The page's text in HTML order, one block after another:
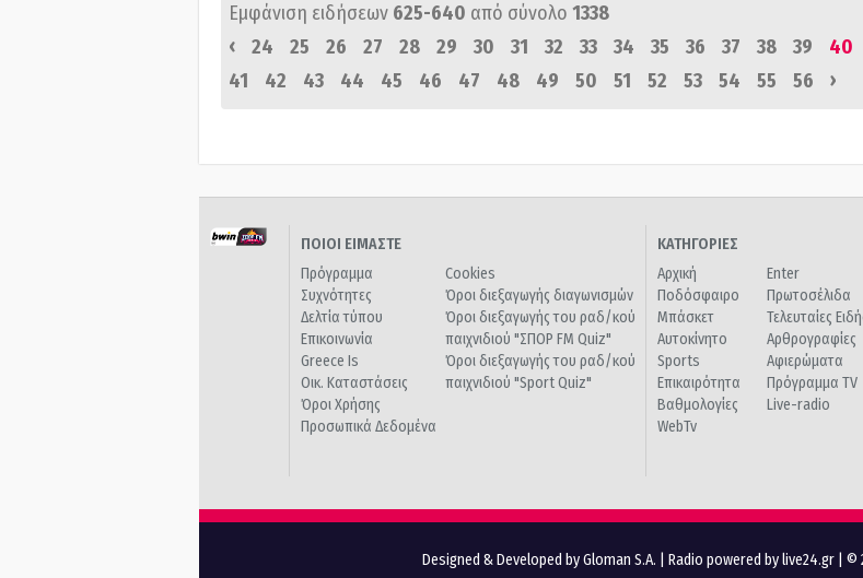
Εμφάνιση ειδήσεων 625-640 από σύνολο 1338
‹
24 25 26 27 28 29 30 31 32 33 34 35 36 37 38 39
40
41
42 43 44 45 46 47 48 49 50 51 52 53 54 55 56 ›
ΠΟΙΟΙ ΕΙΜΑΣΤΕ
Πρόγραμμα
Συχνότητες
Δελτία τύπου
Επικοινωνία
Greece Is
Οικ. Καταστάσεις
Όροι Χρήσης
Προσωπικά Δεδομένα
Cookies
Όροι διεξαγωγής διαγωνισμών
Όροι διεξαγωγής του ραδ/κού
παιχνιδιού "ΣΠΟΡ FM Quiz"
Όροι διεξαγωγής του ραδ/κού
παιχνιδιού "Sport Quiz"
ΚΑΤΗΓΟΡΙΕΣ
Αρχική
Ποδόσφαιρο
Μπάσκετ
Αυτοκίνητο
Sports
Επικαιρότητα
Βαθμολογίες
WebTv
Enter
Πρωτοσέλιδα
Τελευταίες
Αρθρογραφίες
Αφιερώματα
Πρόγραμμα TV
Live-radio
Designed & Developed by Gloman S.A. Radio powered by live24.gr |